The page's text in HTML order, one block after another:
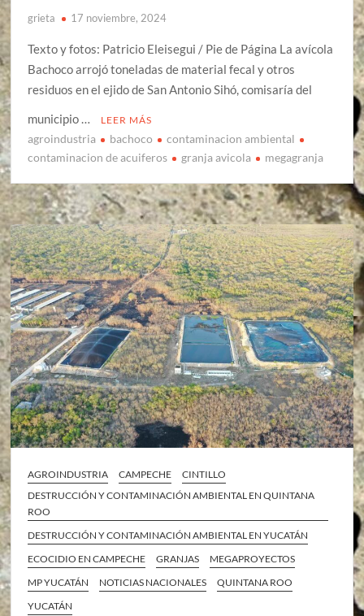
grieta 17 noviembre, 2024
Texto y fotos: Patricio Eleisegui / Pie de Página La avícola
Bachoco arrojó toneladas de material fecal y otros
residuos en el ejido de San Antonio Sihó, comisaría del
municipio …
LEER MÁS
agroindustria bachoco
contaminacion ambiental
contaminacion de acuiferos
granja avicola megagranja
AGROINDUSTRIA CAMPECHE
CINTILLO
DESTRUCCIÓN Y CONTAMINACIÓN AMBIENTAL EN QUINTANA
ROO
DESTRUCCIÓN Y CONTAMINACIÓN AMBIENTAL EN YUCATÁN
ECOCIDIO EN CAMPECHE
GRANJAS
MEGAPROYECTOS
MP YUCATÁN
NOTICIAS NACIONALES
QUINTANA ROO
YUCATÁN